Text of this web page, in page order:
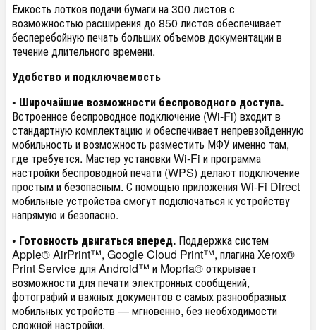
Ёмкость лотков подачи бумаги на 300 листов с
возможностью расширения до 850 листов обеспечивает
бесперебойную печать больших объемов документации в
течение длительного времени.
Удобство и подключаемость
• Широчайшие возможности беспроводного доступа.
Встроенное беспроводное подключение (Wi-Fi) входит в
стандартную комплектацию и обеспечивает непревзойденную
мобильность и возможность разместить МФУ именно там,
где требуется. Мастер установки Wi-Fi и программа
настройки беспроводной печати (WPS) делают подключение
простым и безопасным. С помощью приложения Wi-Fi Direct
мобильные устройства смогут подключаться к устройству
напрямую и безопасно.
• Готовность двигаться вперед. Поддержка систем
Apple® AirPrint™, Google Cloud Print™, плагина Xerox®
Print Service для Android™ и Mopria® открывает
возможности для печати электронных сообщений,
фотографий и важных документов с самых разнообразных
мобильных устройств — мгновенно, без необходимости
сложной настройки.